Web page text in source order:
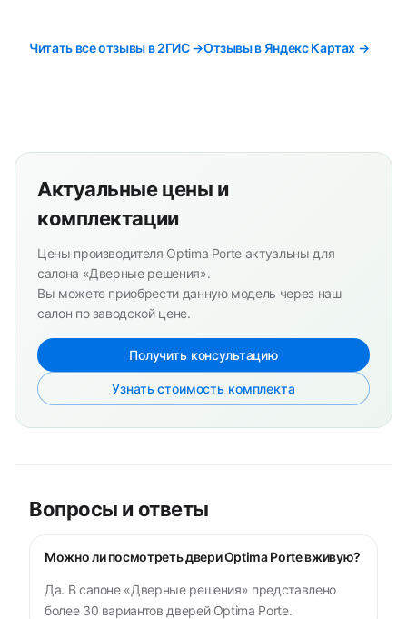
Читать все отзывы в 2ГИС →Отзывы в Яндекс Картах →
Актуальные цены и
комплектации
Цены производителя Optima Porte актуальны для
салона «Дверные решения».
Вы можете приобрести данную модель через наш
салон по заводской цене.
Получить консультацию
Узнать стоимость комплекта
Вопросы и ответы
Можно ли посмотреть двери Optima Porte вживую?
Да. В салоне «Дверные решения» представлено
более 30 вариантов дверей Optima Porte.